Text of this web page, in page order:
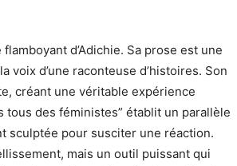
d’Adichie. Sa prose est une
voix d’une raconteuse d’histoires. Son
créant une véritable expérience
tous des féministes” établit un parallèle
sculptée pour susciter une réaction.
mais un outil puissant qui